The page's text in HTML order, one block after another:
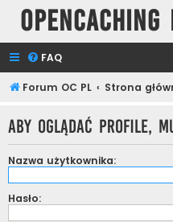
FAQ
Forum OC PL Strona
Aby oglądać profile,
Nazwa użytkownika:
Hasło: